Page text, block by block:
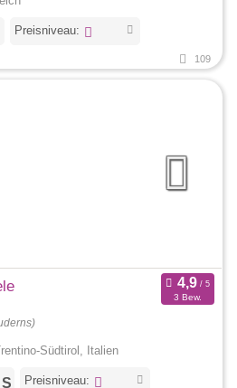
Preisniveau:
109
3 Bew.
Südtirol, Italien
Preisniveau: